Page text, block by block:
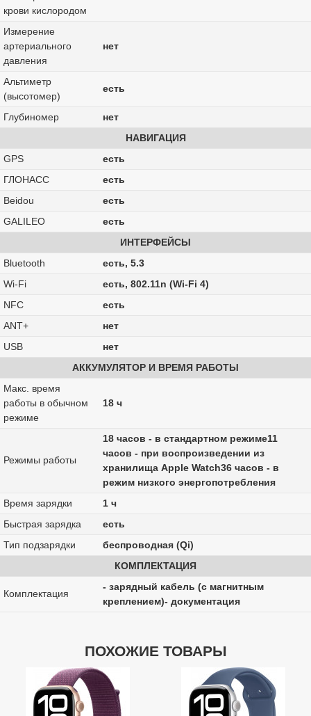
крови кислородом
Измерение
артериального
давления
нет
Альтиметр
(высотомер)
есть
Глубиномер
нет
НАВИГАЦИЯ
GPS
есть
ГЛОНАСС
есть
Beidou
есть
GALILEO
есть
ИНТЕРФЕЙСЫ
Bluetooth
есть, 5.3
Wi-Fi
есть, 802.11n (Wi-Fi 4)
NFC
есть
ANT+
нет
USB
нет
АККУМУЛЯТОР И ВРЕМЯ РАБОТЫ
Макс. время
работы в обычном
режиме
18 ч
Режимы работы
18 часов - в стандартном режиме11
часов - при воспроизведении из
хранилища Apple Watch36 часов - в
режим низкого энергопотребления
Время зарядки
1 ч
Быстрая зарядка
есть
Тип подзарядки
беспроводная (Qi)
КОМПЛЕКТАЦИЯ
Комплектация
- зарядный кабель (с магнитным
креплением)- документация
ПОХОЖИЕ ТОВАРЫ